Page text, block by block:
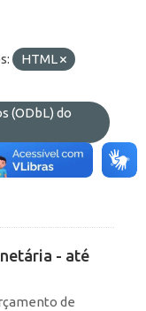
HTML
(ODbL) do
- até
de